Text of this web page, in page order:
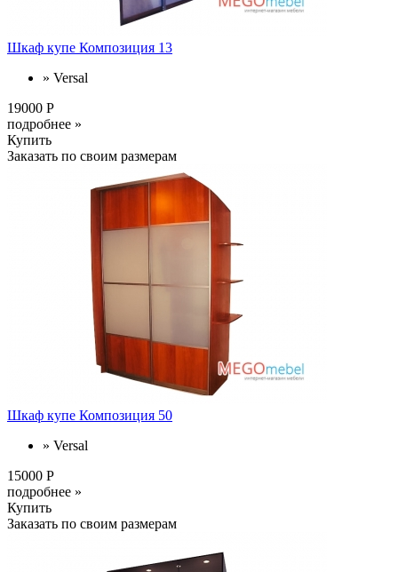
Шкаф купе Композиция 13
» Versal
19000 Р
подробнее »
Купить
Заказать по своим размерам
Шкаф купе Композиция 50
» Versal
15000 Р
подробнее »
Купить
Заказать по своим размерам